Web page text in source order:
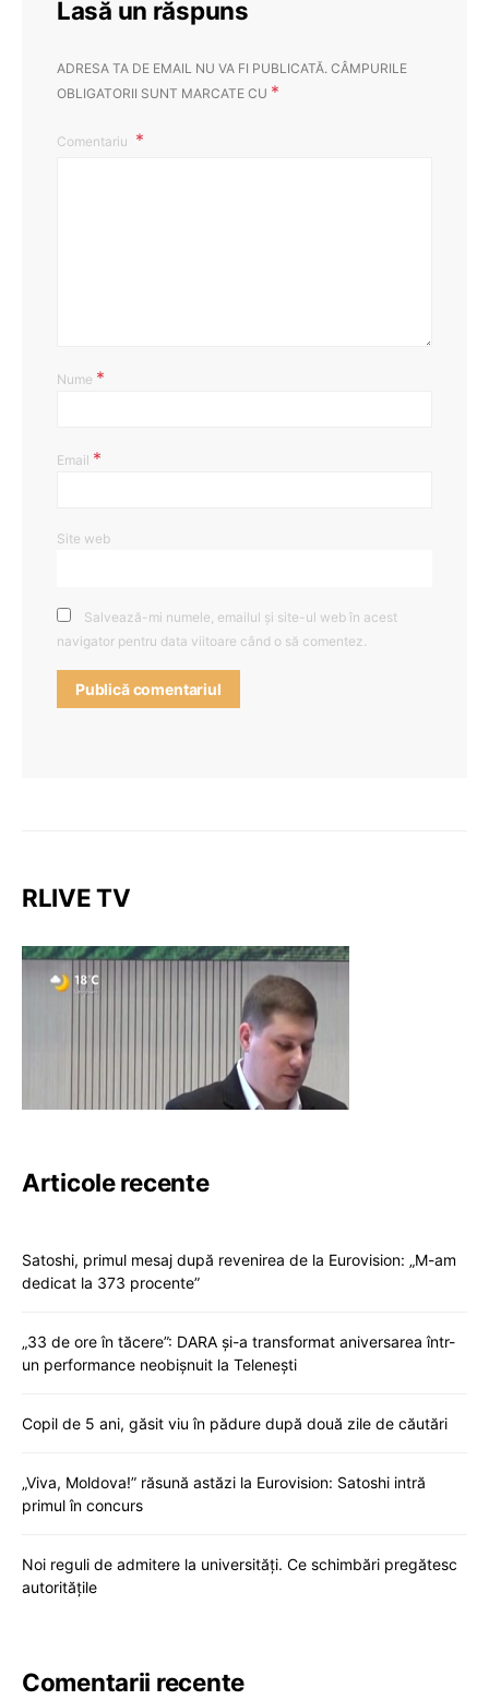
Lasă un răspuns
ADRESA TA DE EMAIL NU VA FI PUBLICATĂ. CÂMPURILE
OBLIGATORII SUNT MARCATE CU *
Comentariu
Nume *
Email *
Site web
Salvează-mi numele, emailul și site-ul web în acest
navigator pentru data viitoare când o să comentez.
RLIVE TV
Articole recente
Satoshi, primul mesaj după revenirea de la Eurovision: „M-am
dedicat la 373 procente”
„33 de ore în tăcere”: DARA și-a transformat aniversarea într-
un performance neobișnuit la Telenești
Copil de 5 ani, găsit viu în pădure după două zile de căutări
„Viva, Moldova!” răsună astăzi la Eurovision: Satoshi intră
primul în concurs
Noi reguli de admitere la universități. Ce schimbări pregătesc
autoritățile
Comentarii recente